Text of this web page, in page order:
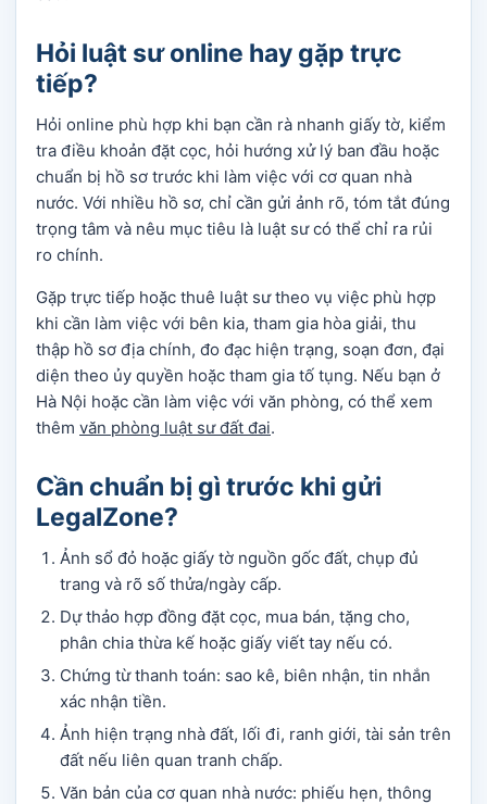
Hỏi luật sư online hay gặp trực
tiếp?
Hỏi online phù hợp khi bạn cần rà nhanh giấy tờ, kiểm
tra điều khoản đặt cọc, hỏi hướng xử lý ban đầu hoặc
chuẩn bị hồ sơ trước khi làm việc với cơ quan nhà
nước. Với nhiều hồ sơ, chỉ cần gửi ảnh rõ, tóm tắt đúng
trọng tâm và nêu mục tiêu là luật sư có thể chỉ ra rủi
ro chính.
Gặp trực tiếp hoặc thuê luật sư theo vụ việc phù hợp
khi cần làm việc với bên kia, tham gia hòa giải, thu
thập hồ sơ địa chính, đo đạc hiện trạng, soạn đơn, đại
diện theo ủy quyền hoặc tham gia tố tụng. Nếu bạn ở
Hà Nội hoặc cần làm việc với văn phòng, có thể xem
thêm văn phòng luật sư đất đai.
Cần chuẩn bị gì trước khi gửi
LegalZone?
Ảnh sổ đỏ hoặc giấy tờ nguồn gốc đất, chụp đủ
trang và rõ số thửa/ngày cấp.
Dự thảo hợp đồng đặt cọc, mua bán, tặng cho,
phân chia thừa kế hoặc giấy viết tay nếu có.
Chứng từ thanh toán: sao kê, biên nhận, tin nhắn
xác nhận tiền.
Ảnh hiện trạng nhà đất, lối đi, ranh giới, tài sản trên
đất nếu liên quan tranh chấp.
Văn bản của cơ quan nhà nước: phiếu hẹn, thông